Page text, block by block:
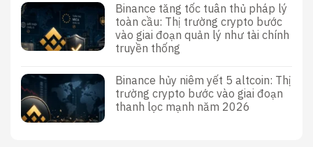
Binance tăng tốc tuân thủ pháp lý
toàn cầu: Thị trường crypto bước
vào giai đoạn quản lý như tài chính
truyền thống
Binance hủy niêm yết 5 altcoin: Thị
trường crypto bước vào giai đoạn
thanh lọc mạnh năm 2026